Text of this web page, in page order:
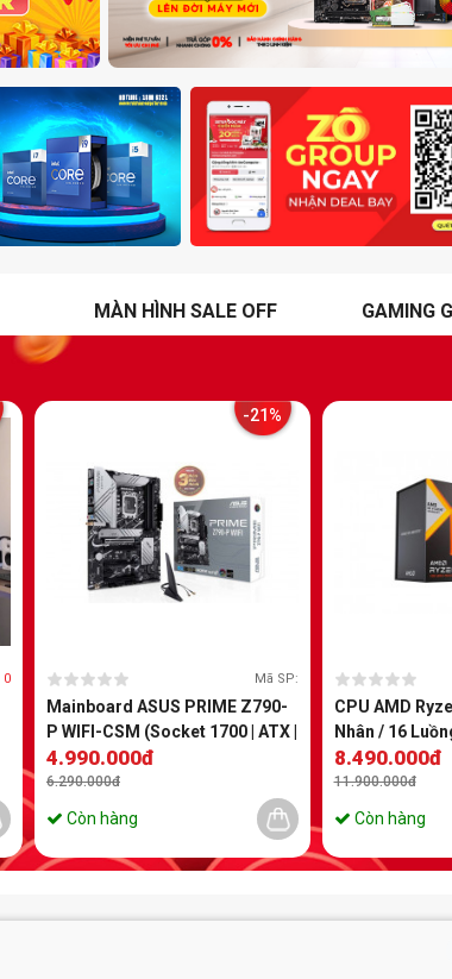
MÀN HÌNH SALE OFF GAMING
0
-21%
Mã SP:
Mainboard ASUS PRIME Z790-
P WIFI-CSM (Socket 1700 | ATX |
4 khe RAM DDR5)
4.990.000đ
6.290.000đ
Còn hàng
CPU AMD
Nhân / 16
5.0GHz |
120W | Socket
8.490.000đ
11.900.000đ
Còn hàng